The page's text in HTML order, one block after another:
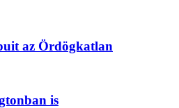
az Ördögkatlan
is